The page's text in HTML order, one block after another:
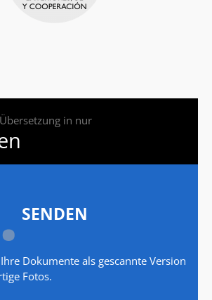
in nur
SENDEN
Dokumente als gescannte Version
Fotos.